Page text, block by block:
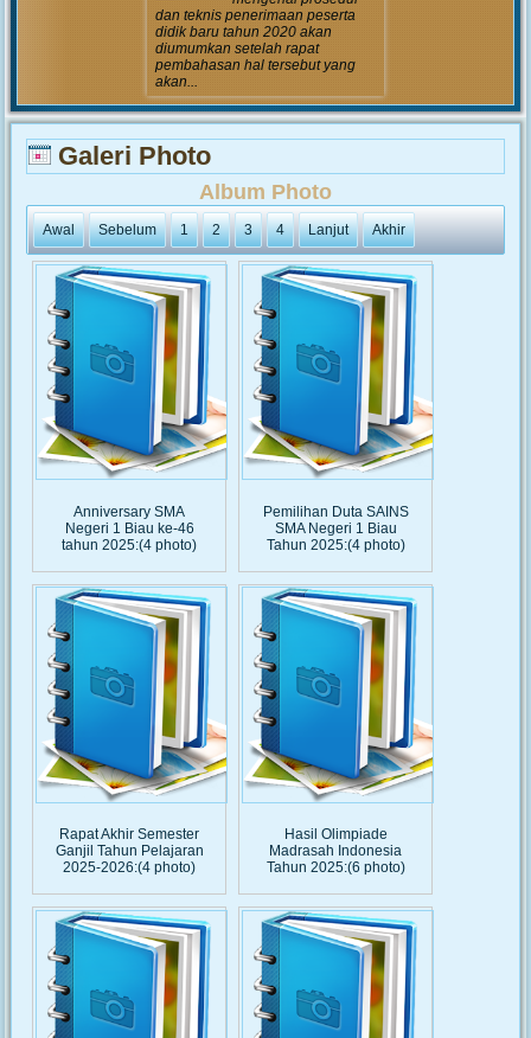
dan teknis penerimaan peserta
didik baru tahun 2020 akan
diumumkan setelah rapat
pembahasan hal tersebut yang
akan...
MUHAMMAD ARIF
Get prepared to be
amazed of the 21st
century educational system!
Galeri Photo
Album Photo
Awal Sebelum 1 2 3 4 Lanjut Akhir
Anniversary SMA
Negeri 1 Biau ke-46
tahun 2025:(4 photo)
Pemilihan Duta SAINS
SMA Negeri 1 Biau
Tahun 2025:(4 photo)
Rapat Akhir Semester
Ganjil Tahun Pelajaran
2025-2026:(4 photo)
Hasil Olimpiade
Madrasah Indonesia
Tahun 2025:(6 photo)